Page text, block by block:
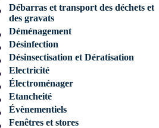
Débarras et transport des déchets et
des gravats
Déménagement
Désinfection
Désinsectisation et Dératisation
Electricité
Électroménager
Etancheité
Évènementiels
Fenêtres et stores